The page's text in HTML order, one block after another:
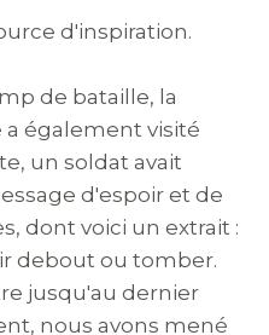
d'inspiration.
de bataille, la
également visité
un soldat avait
d'espoir et de
dont voici un extrait :
debout ou tomber.
jusqu'au dernier
nous avons mené